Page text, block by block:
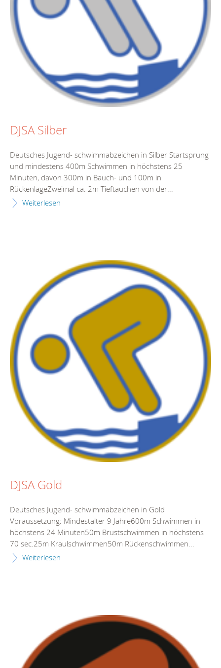
DJSA Silber
Deutsches Jugend- schwimmabzeichen in Silber Startsprung
und mindestens 400m Schwimmen in höchstens 25
Minuten, davon 300m in Bauch- und 100m in
RückenlageZweimal ca. 2m Tieftauchen von der...
Weiterlesen
DJSA Gold
Deutsches Jugend- schwimmabzeichen in Gold
Voraussetzung: Mindestalter 9 Jahre600m Schwimmen in
höchstens 24 Minuten50m Brustschwimmen in höchstens
70 sec.25m Kraulschwimmen50m Rückenschwimmen...
Weiterlesen